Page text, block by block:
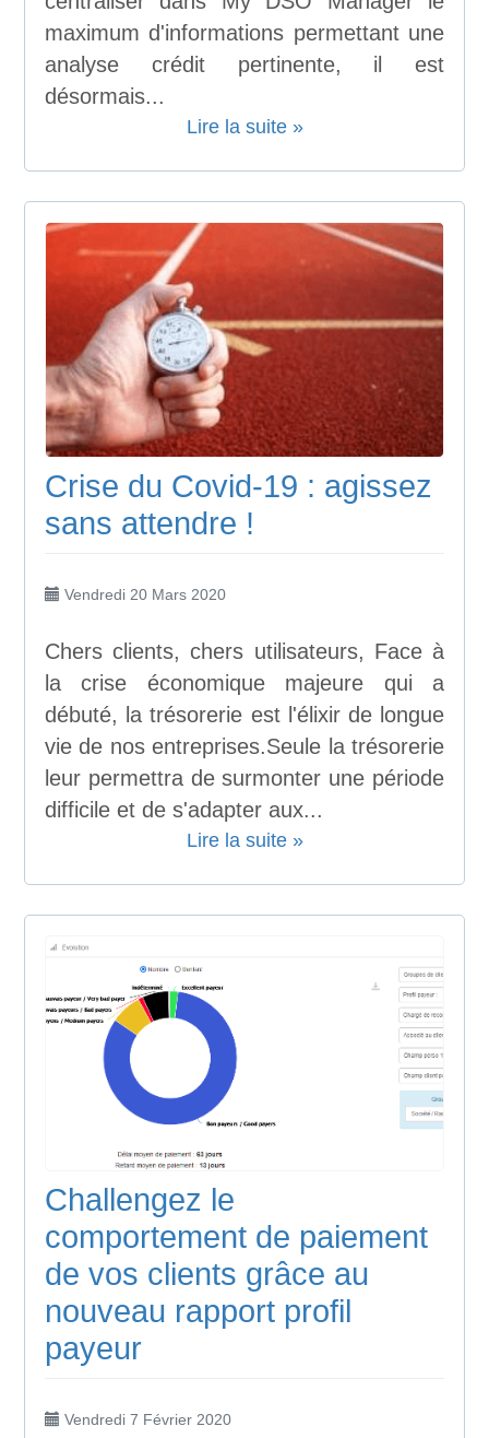
maximum d'informations permettant une
analyse crédit pertinente, il est
désormais...
Lire la suite »
Crise du Covid-19 : agissez
sans attendre !
Vendredi 20 Mars 2020
Chers clients, chers utilisateurs, Face à
la crise économique majeure qui a
débuté, la trésorerie est l'élixir de longue
vie de nos entreprises.Seule la trésorerie
leur permettra de surmonter une période
difficile et de s'adapter aux...
Lire la suite »
Challengez le
comportement de paiement
de vos clients grâce au
nouveau rapport profil
payeur
Vendredi 7 Février 2020